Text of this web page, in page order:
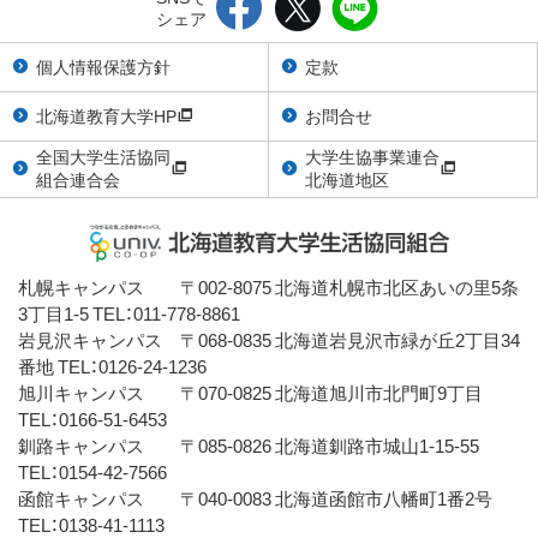
シェア
個人情報保護方針
定款
北海道教育大学HP
お問合せ
全国大学生活協同
組合連合会
大学生協事業連合
北海道地区
札幌キャンパス 〒002-8075 北海道札幌市北区あいの里5条
3丁目1-5 TEL：011-778-8861
岩見沢キャンパス 〒068-0835 北海道岩見沢市緑が丘2丁目34
番地 TEL：0126-24-1236
旭川キャンパス 〒070-0825 北海道旭川市北門町9丁目
TEL：0166-51-6453
釧路キャンパス 〒085-0826 北海道釧路市城山1-15-55
TEL：0154-42-7566
函館キャンパス 〒040-0083 北海道函館市八幡町1番2号
TEL：0138-41-1113